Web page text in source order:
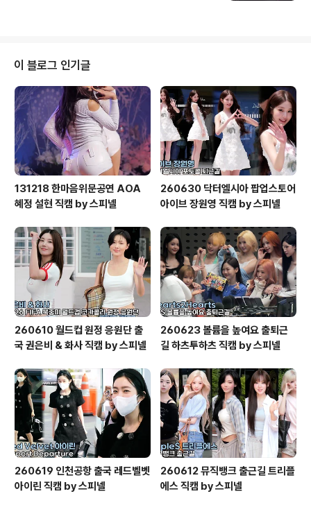
이 블로그 인기글
131218 한마음위문공연 AOA
혜정 설현 직캠 by 스피넬
260630 닥터엘시아 팝업스토어
아이브 장원영 직캠 by 스피넬
260610 월드컵 원정 응원단 출
국 권은비 & 화사 직캠 by 스피넬
260623 볼륨을 높여요 출퇴근
길 하츠투하츠 직캠 by 스피넬
260619 인천공항 출국 레드벨벳
아이린 직캠 by 스피넬
260612 뮤직뱅크 출근길 트리플
에스 직캠 by 스피넬